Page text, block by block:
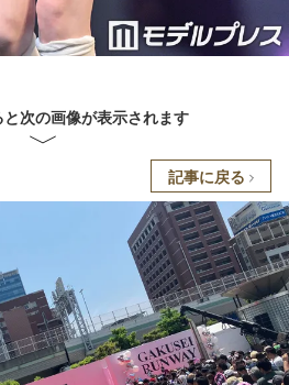
次の画像が表示されます
記事に戻る